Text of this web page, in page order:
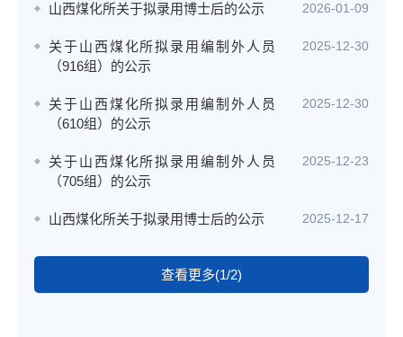
山西煤化所关于拟录用博士后的公示 2026-01-09
关于山西煤化所拟录用编制外人员
（916组）的公示
2025-12-30
关于山西煤化所拟录用编制外人员
（610组）的公示
2025-12-30
关于山西煤化所拟录用编制外人员
（705组）的公示
2025-12-23
山西煤化所关于拟录用博士后的公示 2025-12-17
查看更多(1/2)